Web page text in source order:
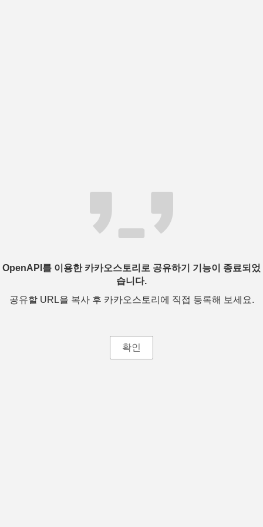
OpenAPI를 이용한 카카오스토리로 공유하기 기능이 종료되었
습니다.
공유할 URL을 복사 후 카카오스토리에 직접 등록해 보세요.
확인